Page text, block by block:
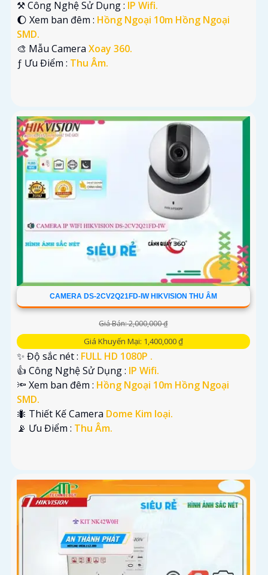
⚒ Công Nghệ Sử Dụng : IP Wifi.
🌔 Xem ban đêm : Hồng Ngoại 10m Hồng Ngoại
SMD.
🎨 Mẫu Camera Xoay 360.
️ƒ Ưu Điểm : Thu Âm.
CAMERA DS-2CV2Q21FD-IW HIKVISION THU ÂM
Giá Bán: 2,000,000 ₫
Giá Khuyến Mại: 1,400,000 ₫
✨ Độ sắc nét : FULL HD 1080P .
👍 Công Nghệ Sử Dụng : IP Wifi.
🔦 Xem ban đêm : Hồng Ngoại 10m Hồng Ngoại
SMD.
🐜 Thiết Kế Camera Dome Kim loại.
️📡 Ưu Điểm : Thu Âm.